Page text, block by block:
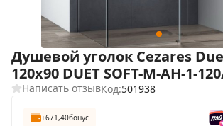
Душевой уголок Cezares
120x90 DUET SOFT-M-AH-1-
Написать отзывКод:501938
+671,40бонус